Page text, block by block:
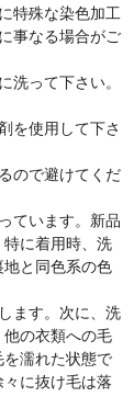
特殊な染色加工
事なる場合がご
洗って下さい。
を使用して下さ
ので避けてくだ
ています。新品
に着用時、洗
と同色系の色
ます。次に、洗
の衣類への毛
濡れた状態で
に抜け毛は落